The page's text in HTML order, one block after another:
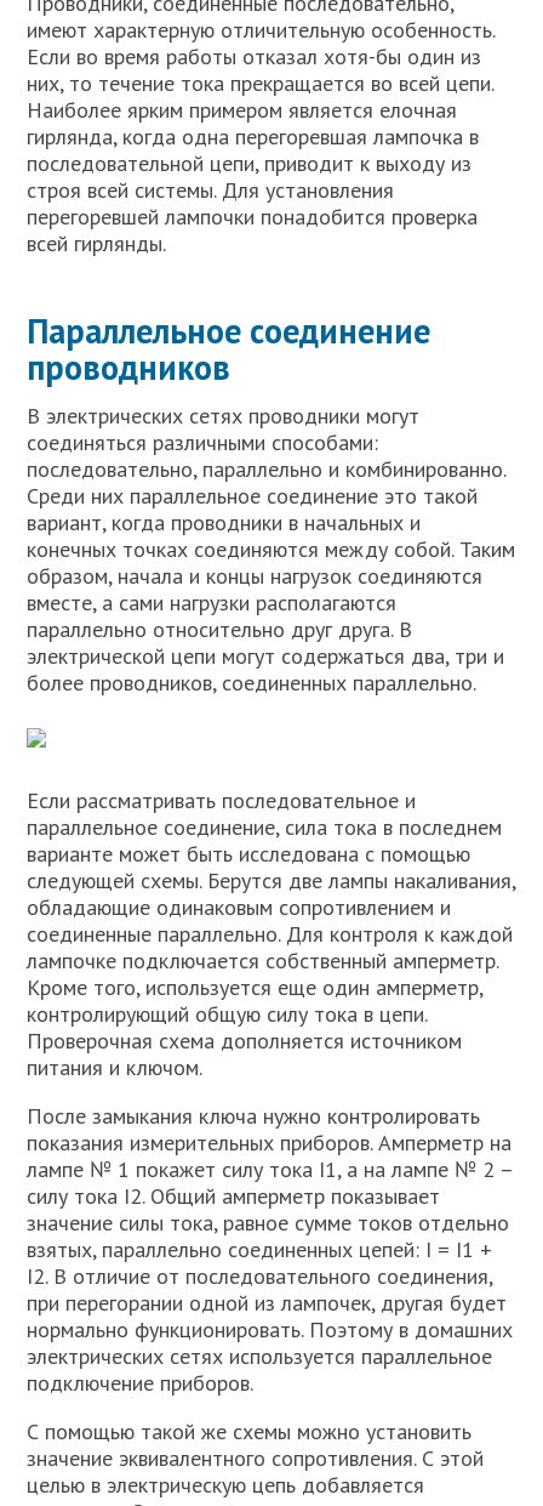
имеют характерную отличительную особенность.
Если во время работы отказал хотя-бы один из
них, то течение тока прекращается во всей цепи.
Наиболее ярким примером является елочная
гирлянда, когда одна перегоревшая лампочка в
последовательной цепи, приводит к выходу из
строя всей системы. Для установления
перегоревшей лампочки понадобится проверка
всей гирлянды.
Параллельное соединение
проводников
В электрических сетях проводники могут
соединяться различными способами:
последовательно, параллельно и комбинированно.
Среди них параллельное соединение это такой
вариант, когда проводники в начальных и
конечных точках соединяются между собой. Таким
образом, начала и концы нагрузок соединяются
вместе, а сами нагрузки располагаются
параллельно относительно друг друга. В
электрической цепи могут содержаться два, три и
более проводников, соединенных параллельно.
Если рассматривать последовательное и
параллельное соединение, сила тока в последнем
варианте может быть исследована с помощью
следующей схемы. Берутся две лампы накаливания,
обладающие одинаковым сопротивлением и
соединенные параллельно. Для контроля к каждой
лампочке подключается собственный амперметр.
Кроме того, используется еще один амперметр,
контролирующий общую силу тока в цепи.
Проверочная схема дополняется источником
питания и ключом.
После замыкания ключа нужно контролировать
показания измерительных приборов. Амперметр на
лампе № 1 покажет силу тока I1, а на лампе № 2 –
силу тока I2. Общий амперметр показывает
значение силы тока, равное сумме токов отдельно
взятых, параллельно соединенных цепей: I = I1 +
I2. В отличие от последовательного соединения,
при перегорании одной из лампочек, другая будет
нормально функционировать. Поэтому в домашних
электрических сетях используется параллельное
подключение приборов.
С помощью такой же схемы можно установить
значение эквивалентного сопротивления. С этой
целью в электрическую цепь добавляется